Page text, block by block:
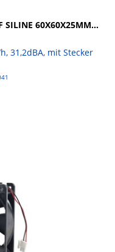
SILINE 60X60X25MM...
31,2dBA, mit Stecker